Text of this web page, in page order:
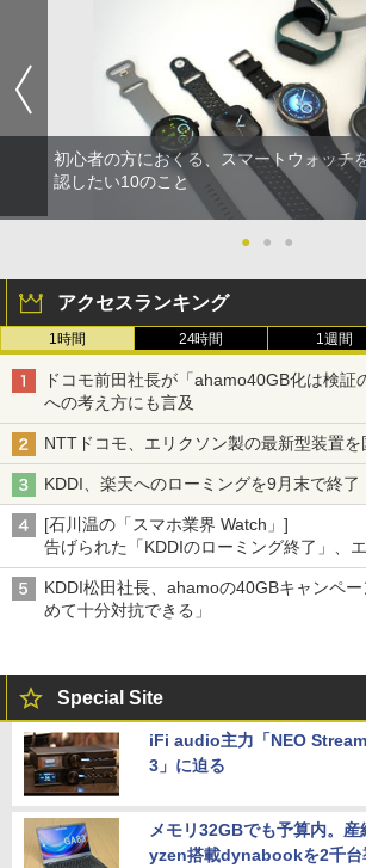
初心者の方におくる、スマートウォッチ
認したい10のこと
● ● ●
アクセスランキング
1時間 24時間 1週間
ドコモ前田社長が「ahamo40GB化は検証
への考え方にも言及
NTTドコモ、エリクソン製の最新型装置を
KDDI、楽天へのローミングを9月末で終了
[石川温の「スマホ業界 Watch」]
告げられた「KDDIのローミング終了」、
穴と楽天モバイルの課題
KDDI松田社長、ahamoの40GBキャンペ
めて十分対抗できる」
Special Site
iFi audio主力「NEO
3」に迫る
メモリ32GBでも予算内。
yzen搭載dynabookを2千台